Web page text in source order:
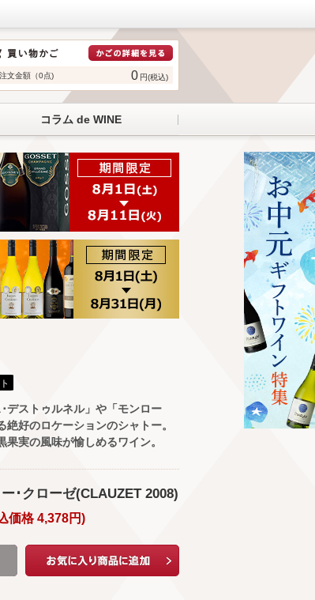
文金額（0点) 0 円(税込)
コラム de WINE
デストゥルネル」や「モンロー
好のロケーションのシャトー。
実の風味が愉しめるワイン。
･クローゼ(CLAUZET 2008)
価格4,378円)